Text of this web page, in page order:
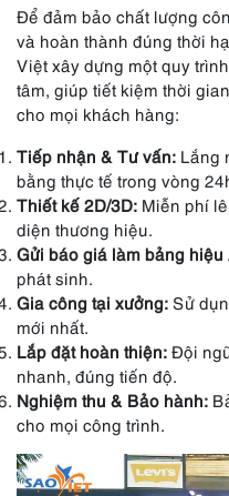
Để đảm bảo chất lượng
và hoàn thành đúng thời
Việt xây dựng một quy
tâm, giúp tiết kiệm thời
cho mọi khách hàng:
Tiếp nhận & Tư vấn: Lắng
bằng thực tế trong vòng
Thiết kế 2D/3D: Miễn phí
diện thương hiệu.
Gửi báo giá làm bảng hiệu
phát sinh.
Gia công tại xưởng: Sử
mới nhất.
Lắp đặt hoàn thiện: Đội
nhanh, đúng tiến độ.
Nghiệm thu & Bảo hành:
cho mọi công trình.